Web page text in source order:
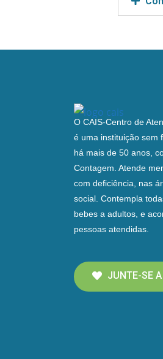
O CAIS-Centro de
é uma instituição sem
há mais de 50 anos,
Contagem. Atende
com deficiência, nas
social. Contempla
bebes a adultos, e
pessoas atendidas.
JUNTE-SE